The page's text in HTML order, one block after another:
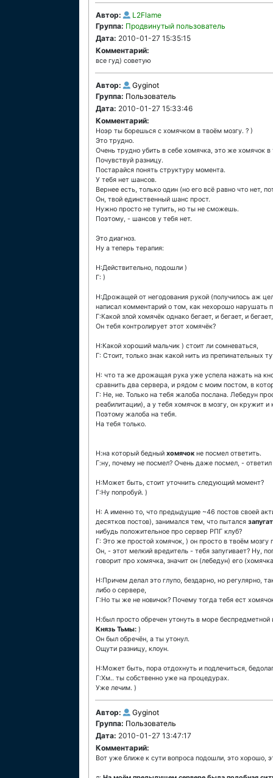
Автор:
L2Flame
Группа: Продвинутый пользователь
Дата: 2010-01-27 15:35:15
Комментарий:
все гуд) советую
Автор:
Gyginot
Группа: Пользователь
Дата: 2010-01-27 15:33:46
Комментарий:
Ноэр ты борешься с хомячком в твоём мозгу. ? )
Это трудно.
Очень трудно убить в себе хомячка, это же хомячок
Почувствуй разницу.
Постарайся понять структуру момента.
У тебя нет шансов.
Вернее есть, только один (но его всё равно что нет,
Он, твой единственный шанс прост.
Нужно просто не тупить, но ты не сможешь.
Поэтому, - шансов у тебя нет.
Это диагноз.
Ну а теперь терапия:
Н:Действительно, подошли )
Г: )
Н:Дрожащей от негодования рукой (получилось аж
написал комментарий о том, как нехорошо нарушать
Г:Какой злой хомячёк однако бегает, и бегает, и
Он тебя контролирует этот хомячёк?
Н:Какой хороший мальчик ) стоит ли сомневаться,
Г: Стоит, только знак какой нить из препинательных
Н: что та же дрожащая рука уже успела нажать на
сравнить два сервера, и рядом с моим постом, в
Г: Не, не. Только на тебя жалоба послана. Лебедун
реабилитации), а у тебя хомячок в мозгу, он кружит
Поэтому жалоба на тебя.
На тебя только.
Н:на который бедный хомячок не посмел ответить.
Г:ну, почему не посмел? Очень даже посмел, -
Н:Может быть, стоит уточнить следующий момент?
Г:Ну попробуй. )
Н: А именно то, что предыдущие ~46 постов своей
десятков постов), занимался тем, что пытался
нибудь положительное про сервер РПГ клуб?
Г: Это же простой хомячок, ) он просто в твоём
Он, - этот мелкий вредитель - тебя запугивает? Ну,
говорит про хомячка, значит он (лебедун) его
Н:Причем делал это глупо, бездарно, но регулярно,
либо о сервере,
Г:Но ты же не новичок? Почему тогда тебя ест
Н:был просто обречен утонуть в море беспредметной
Князь Тьмы: )
Он был обречён, а ты утонул.
Ощути разницу, клоун.
Н:Может быть, пора отдохнуть и подлечиться,
Г:Хм.. ты собственно уже на процедурах.
Уже лечим. )
Автор:
Gyginot
Группа: Пользователь
Дата: 2010-01-27 13:47:17
Комментарий:
Вот уже ближе к сути вопроса подошли, это хорошо,